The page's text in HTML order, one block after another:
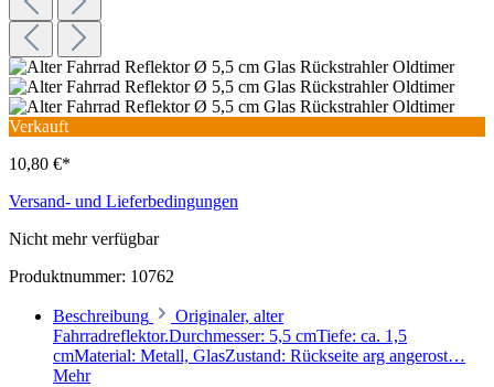
Verkauft
10,80 €*
Versand- und Lieferbedingungen
Nicht mehr verfügbar
Produktnummer: 10762
Beschreibung
Originaler, alter
Fahrradreflektor.Durchmesser: 5,5 cmTiefe: ca. 1,5
cmMaterial: Metall, GlasZustand: Rückseite arg angerost…
Mehr